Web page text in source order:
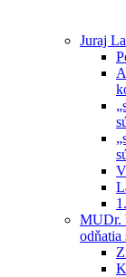
Juraj
MUDr.
odňatia